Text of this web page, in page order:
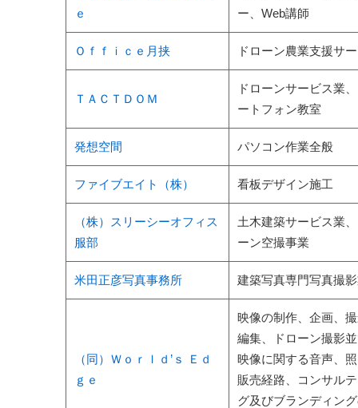
ｅ
ー、Web講師
Ｏｆｆｉｃｅ月挟 ドローン農業支援サ
ＴＡＣＴＤＯＭ
ドローンサービス業
ートフォン教室
発想空間 パソコン作業全般
ファイブエイト（株） 看板デザイン施工
（株）スリーシーオフィス
服部
土木建築サービス業
ーン空撮事業
米田正彦写真事務所 建築写真専門写真撮
（同）Ｗｏｒｌｄ’ｓ Ｅｄ
ｇｅ
映像の制作、企画、
編集、ドローン撮影
映像に関する音声、
販売経路、コンサル
グ及びブランディン